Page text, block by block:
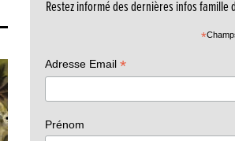
Restez informé des dernières infos famille
*
Adresse Email *
Prénom